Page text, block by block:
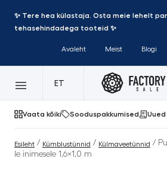
✨ Tere hea külastaja. Osta meie lehelt
tehasehindadega tooteid ✨
Avaleht Meist Blogi
ET
Vaata kõiki Sooduspakkumised Uued
Esileht / Kümblustünnid / Külmaveetünnid /
le inimesele 1,6×1,0 m